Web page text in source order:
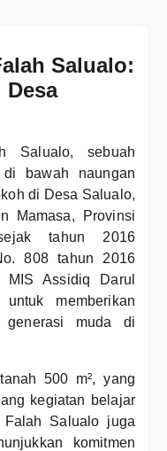
Salualo:
Desa
Salualo, sebuah
di bawah naungan
di Desa Salualo,
Mamasa, Provinsi
tahun 2016
808 tahun 2016
Assidiq Darul
memberikan
generasi muda di
500 m², yang
kegiatan belajar
Falah Salualo juga
komitmen